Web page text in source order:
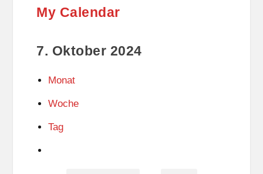
My Calendar
7. Oktober 2024
Monat
Woche
Tag